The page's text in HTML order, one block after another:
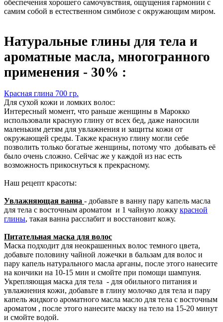
обеспечения хорошего самочувствия, ощущения гармонии с
самим собой в естественном симбиозе с окружающим миром.
Натуральные глины для тела и
ароматные масла, многогранного
применения - 30% :
Красная глина 700 гр.
Для сухой кожи и ломких волос:
Интересный момент, что раньше женщины в Марокко
использовали красную глину от всех бед, даже наносили
маленьким детям для увлажнения и защиты кожи от
окружающей среды. Также красную глину могли себе
позволить только богатые женщины, потому что добывать её
было очень сложно. Сейчас же у каждой из нас есть
возможность прикоснуться к прекрасному.
Наш рецепт красоты:
Увлажняющая ванна - добавьте в ванну пару капель масла
для тела с восточным ароматом и 1 чайную ложку красной
глины, такая ванна расслабит и восстановит кожу.
Питательная маска для волос
Маска подходит для неокрашенных волос темного цвета,
добавьте половину чайной ложечки в бальзам для волос и
пару капель натурального масла арганы, после этого нанесите
на кончики на 10-15 мин и смойте при помощи шампуня.
Укрепляющая маска для тела - для обильного питания и
увлажнения кожи, добавьте в глину молочко для тела и пару
капель жидкого ароматного масла масло для тела с восточным
ароматом , после этого нанесите маску на тело на 15-20 минут
и смойте водой.